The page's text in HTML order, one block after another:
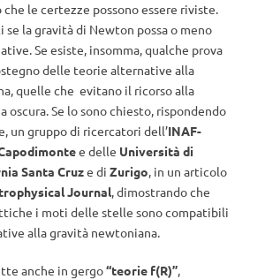
che le certezze possono essere riviste.
la gravità di Newton possa o meno
Se esiste, insomma, qualche prova
delle teorie alternative alla
quelle che evitano il ricorso alla
oscura. Se lo sono chiesto, rispondendo
un gruppo di ricercatori dell’INAF-
e delle Università di
Santa Cruze di Zurigo, in un articolo
Journal, dimostrando che
i moti delle stelle sono compatibili
alla gravità newtoniana.
anche in gergo“teorie f(R)”,